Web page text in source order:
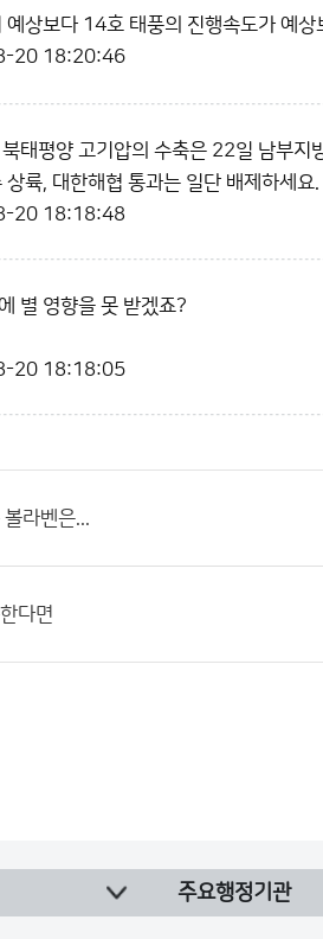
예상보다 14호 태풍의 진행속도가 예
20 18:20:46
태평양 고기압의 수축은 22일 남부지
상륙, 대한해협 통과는 일단 배제하세요.
20 18:18:48
별 영향을 못 받겠죠?
20 18:18:05
라벤은...
다면
주요행정기관